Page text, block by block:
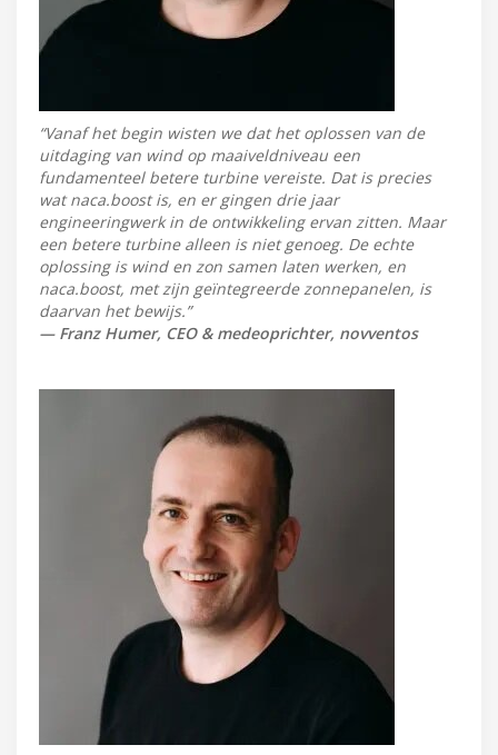
“Vanaf het begin wisten we dat het oplossen van de
uitdaging van wind op maaiveldniveau een
fundamenteel betere turbine vereiste. Dat is precies
wat naca.boost is, en er gingen drie jaar
engineeringwerk in de ontwikkeling ervan zitten. Maar
een betere turbine alleen is niet genoeg. De echte
oplossing is wind en zon samen laten werken, en
naca.boost, met zijn geïntegreerde zonnepanelen, is
daarvan het bewijs.”
— Franz Humer, CEO & medeoprichter, novventos